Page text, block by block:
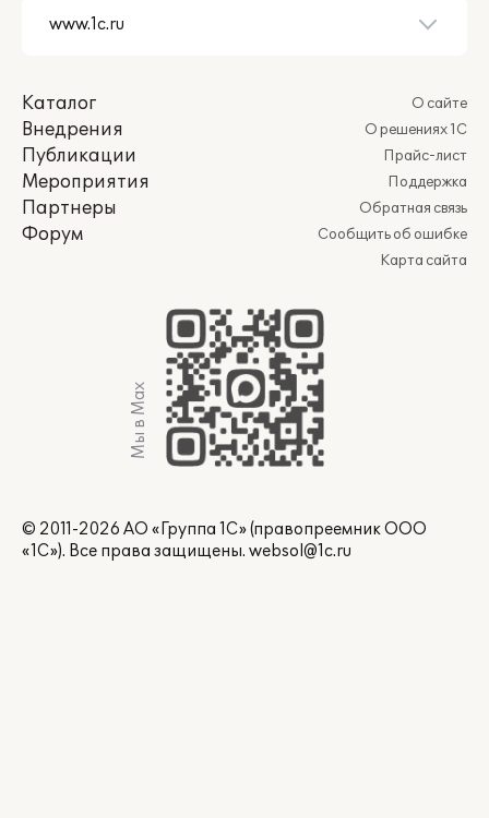
Каталог
Внедрения
Публикации
Мероприятия
Партнеры
Форум
О сайте
О решениях 1С
Прайс-лист
Поддержка
Обратная связь
Сообщить об ошибке
Карта сайта
Мы в Max
© 2011-2026 АО «Группа 1С» (правопреемник ООО
«1С»). Все права защищены. websol@1c.ru